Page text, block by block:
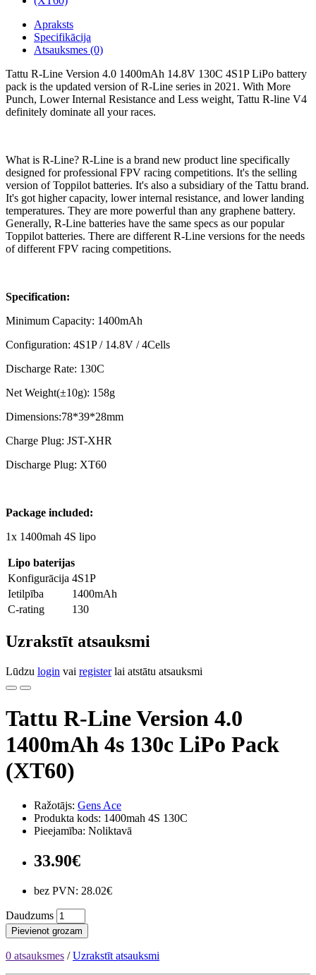
Apraksts
Specifikācija
Atsauksmes (0)
Tattu R-Line Version 4.0 1400mAh 14.8V 130C 4S1P LiPo battery
pack is the updated version of R-Line series in 2021. With More
Punch, Lower Internal Resistance and Less weight, Tattu R-line V4
definitely dominate all your races.
What is R-Line? R-Line is a brand new product line specifically
designed for professional FPV racing competitions. It's the selling
version of Toppilot batteries. It's also a subsidiary of the Tattu brand.
It's got higher capacity, lower internal resistance, and lower landing
temperatures. They are more powerful than any graphene battery.
Generally, R-Line batteries have the same specs as our popular
Toppilot batteries. There are different R-Line versions for the needs
of different FPV racing competitions.
Specification:
Minimum Capacity: 1400mAh
Configuration: 4S1P / 14.8V / 4Cells
Discharge Rate: 130C
Net Weight(±10g): 158g
Dimensions:78*39*28mm
Charge Plug: JST-XHR
Discharge Plug: XT60
Package included:
1x 1400mah 4S lipo
Lipo baterijas
Konfigurācija 4S1P
Ietilpība
1400mAh
C-rating
130
Uzrakstīt atsauksmi
Lūdzu login vai registerlai atstātu atsauksmi
Tattu R-Line Version 4.0
1400mAh 4s 130c LiPo Pack
(XT60)
Ražotājs: Gens Ace
Produkta kods: 1400mah 4S 130C
Pieejamība: Noliktavā
33.90€
bez PVN: 28.02€
Daudzums
Pievienot grozam
0 atsauksmes /Uzrakstīt atsauksmi